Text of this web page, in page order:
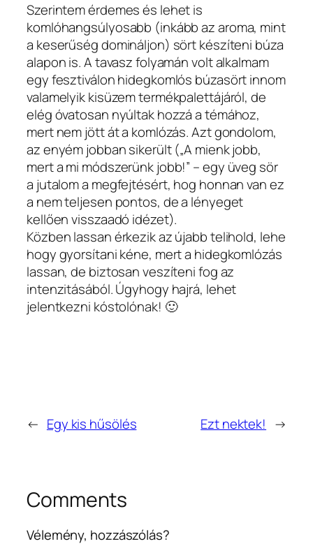
Szerintem érdemes és lehet is
komlóhangsúlyosabb (inkább az aroma, mint
a keserűség domináljon) sört készíteni búza
alapon is. A tavasz folyamán volt alkalmam
egy fesztiválon hidegkomlós búzasört innom
valamelyik kisüzem termékpalettájáról, de
elég óvatosan nyúltak hozzá a témához,
mert nem jött át a komlózás. Azt gondolom,
az enyém jobban sikerült („A mienk jobb,
mert a mi módszerünk jobb!” – egy üveg sör
a jutalom a megfejtésért, hog honnan van ez
a nem teljesen pontos, de a lényeget
kellően visszaadó idézet).
Közben lassan érkezik az újabb telihold, lehe
hogy gyorsítani kéne, mert a hidegkomlózás
lassan, de biztosan veszíteni fog az
intenzitásából. Úgyhogy hajrá, lehet
jelentkezni kóstolónak! 🙂
← Egy kis hűsölés Ezt nektek! →
Comments
Vélemény, hozzászólás?